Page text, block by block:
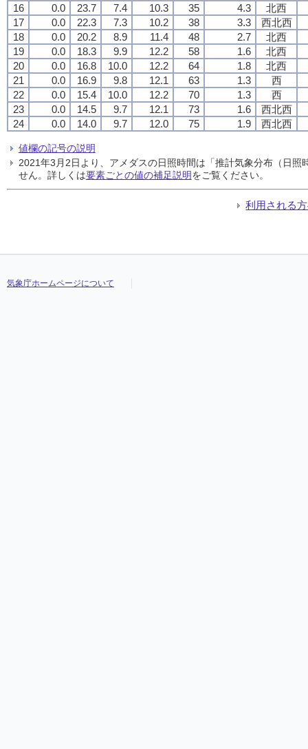
16
0.0 23.7 7.4 10.3 35 4.3
北西
17
0.0 22.3 7.3 10.2 38 3.3
西北西
18
0.0 20.2 8.9 11.4 48 2.7
北西
19
0.0 18.3 9.9 12.2 58 1.6
北西
20
0.0 16.8 10.0 12.2 64 1.8
北西
21
0.0 16.9 9.8 12.1 63 1.3
西
22
0.0 15.4 10.0 12.2 70 1.3
西
23
0.0 14.5 9.7 12.1 73 1.6
西北西
24
0.0 14.0 9.7 12.0 75 1.9 西北西
値欄の記号の説明
2021年3月2日より、アメダスの日照時間は「推計気象分布（日
せん。詳しくは要素ごとの値の補足説明をご覧ください。
利用される
気象庁ホームページについて